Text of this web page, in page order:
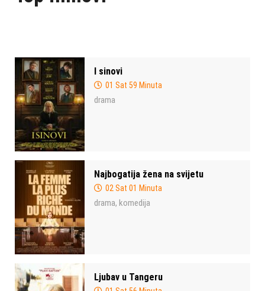
I sinovi
01 Sat 59 Minuta
drama
Najbogatija žena na svijetu
02 Sat 01 Minuta
drama, komedija
Ljubav u Tangeru